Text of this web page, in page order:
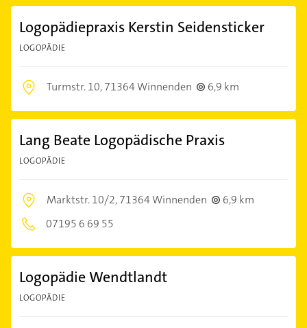
Logopädiepraxis Kerstin Seidensticker
LOGOPÄDIE
Turmstr. 10,71364 Winnenden 6,9 km
Lang Beate Logopädische Praxis
LOGOPÄDIE
Marktstr. 10/2,71364 Winnenden
6,9 km
07195 6 69 55
Logopädie Wendtlandt
LOGOPÄDIE